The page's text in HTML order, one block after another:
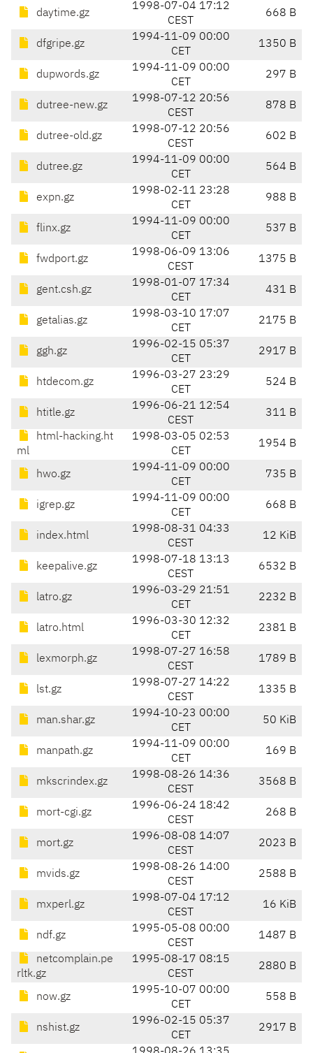
daytime.gz
1998-07-04 17:12
CEST
668 B
dfgripe.gz
1994-11-09 00:00
CET
1350 B
dupwords.gz
1994-11-09 00:00
CET
297 B
dutree-new.gz
1998-07-12 20:56
CEST
878 B
dutree-old.gz
1998-07-12 20:56
CEST
602 B
dutree.gz
1994-11-09 00:00
CET
564 B
expn.gz
1998-02-11 23:28
CET
988 B
flinx.gz
1994-11-09 00:00
CET
537 B
fwdport.gz
1998-06-09 13:06
CEST
1375 B
gent.csh.gz
1998-01-07 17:34
CET
431 B
getalias.gz
1998-03-10 17:07
CET
2175 B
ggh.gz
1996-02-15 05:37
CET
2917 B
htdecom.gz
1996-03-27 23:29
CET
524 B
htitle.gz
1996-06-21 12:54
CEST
311 B
html-hacking.ht
ml
1998-03-05 02:53
CET
1954 B
hwo.gz
1994-11-09 00:00
CET
735 B
igrep.gz
1994-11-09 00:00
CET
668 B
index.html
1998-08-31 04:33
CEST
12 KiB
keepalive.gz
1998-07-18 13:13
CEST
6532 B
latro.gz
1996-03-29 21:51
CET
2232 B
latro.html
1996-03-30 12:32
CET
2381 B
lexmorph.gz
1998-07-27 16:58
CEST
1789 B
lst.gz
1998-07-27 14:22
CEST
1335 B
man.shar.gz
1994-10-23 00:00
CET
50 KiB
manpath.gz
1994-11-09 00:00
CET
169 B
mkscrindex.gz
1998-08-26 14:36
CEST
3568 B
mort-cgi.gz
1996-06-24 18:42
CEST
268 B
mort.gz
1996-08-08 14:07
CEST
2023 B
mvids.gz
1998-08-26 14:00
CEST
2588 B
mxperl.gz
1998-07-04 17:12
CEST
16 KiB
ndf.gz
1995-05-08 00:00
CEST
1487 B
netcomplain.pe
rltk.gz
1995-08-17 08:15
CEST
2880 B
now.gz
1995-10-07 00:00
CET
558 B
nshist.gz
1996-02-15 05:37
CET
2917 B